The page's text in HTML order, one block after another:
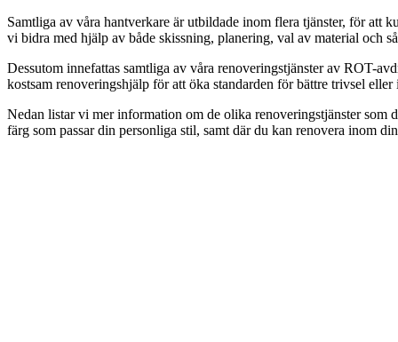
Samtliga av våra hantverkare är utbildade inom flera tjänster, för att
vi bidra med hjälp av både skissning, planering, val av material och
Dessutom innefattas samtliga av våra renoveringstjänster av ROT-
kostsam renoveringshjälp för att öka standarden för bättre trivsel
Nedan listar vi mer information om de olika renoveringstjänster som
färg som passar din personliga stil, samt där du kan renovera inom